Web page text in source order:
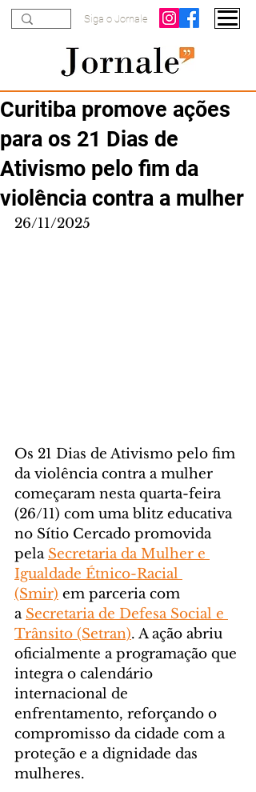
Siga o Jornale
Curitiba promove ações
para os 21 Dias de
Ativismo pelo fim da
violência contra a mulher
26/11/2025
Os 21 Dias de Ativismo pelo fim
da violência contra a mulher
começaram nesta quarta-feira
(26/11) com uma blitz educativa
no Sítio Cercado promovida
pela Secretaria da Mulher e
Igualdade Étnico-Racial
(Smir) em parceria com
a Secretaria de Defesa Social e
Trânsito (Setran). A ação abriu
oficialmente a programação que
integra o calendário
internacional de
enfrentamento, reforçando o
compromisso da cidade com a
proteção e a dignidade das
mulheres.